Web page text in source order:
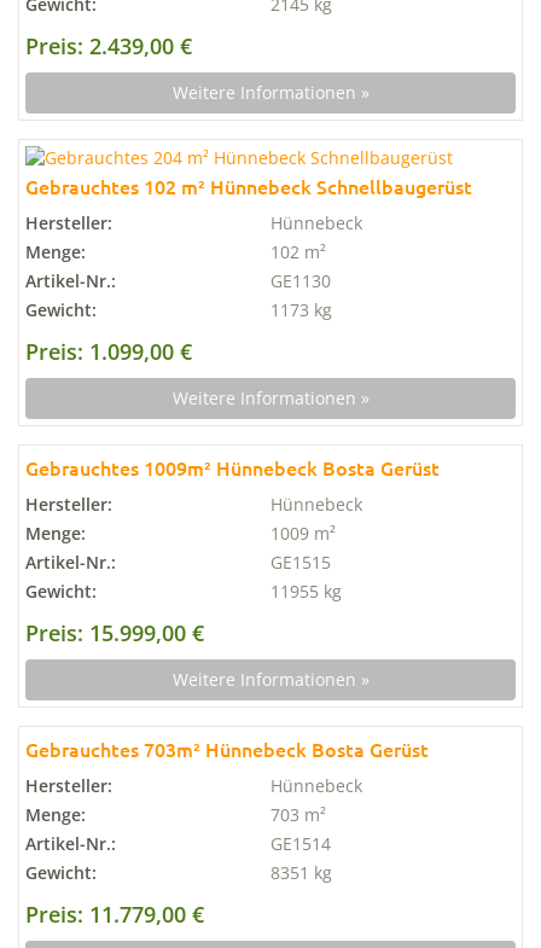
Preis: 2.439,00 €
Weitere Informationen »
Gebrauchtes 102 m² Hünnebeck Schnellbaugerüst
Hersteller:
Hünnebeck
Menge:
102 m²
Artikel-Nr.:
GE1130
Gewicht:
1173 kg
Preis: 1.099,00 €
Weitere Informationen »
Gebrauchtes 1009m² Hünnebeck Bosta Gerüst
Hersteller:
Hünnebeck
Menge:
1009 m²
Artikel-Nr.:
GE1515
Gewicht:
11955 kg
Preis: 15.999,00 €
Weitere Informationen »
Gebrauchtes 703m² Hünnebeck Bosta Gerüst
Hersteller:
Hünnebeck
Menge:
703 m²
Artikel-Nr.:
GE1514
Gewicht:
8351 kg
Preis: 11.779,00 €